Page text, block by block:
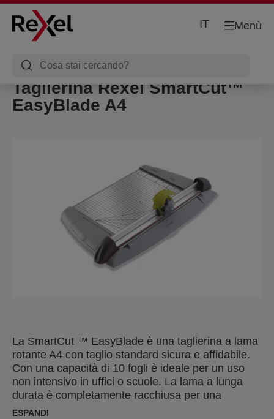
Menù
IT
Taglierina Rexel SmartCut™
EasyBlade A4
La SmartCut ™ EasyBlade è una taglierina a lama
rotante A4 con taglio standard sicura e affidabile.
Con una capacità di 10 fogli è ideale per un uso
non intensivo in uffici o scuole. La lama a lunga
durata è completamente racchiusa per una
maneggevolezza sicura ed è facile e veloce da
ESPANDI